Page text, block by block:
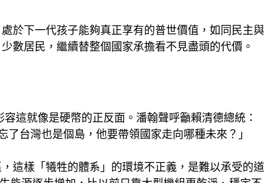
於下一代孩子能夠真正享有的普世價值，如同民主與
數居民，繼續替整個國家承擔看不見盡頭的代價。
這就像是硬幣的正反面。潘翰聲呼籲賴清德總統：
台灣也是個島，他要帶領國家走向哪種未來？」
這樣「犧牲的體系」的環境不正義，是難以承受的道